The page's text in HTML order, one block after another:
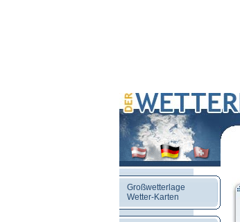
Großwetterlage
Wetter-Karten